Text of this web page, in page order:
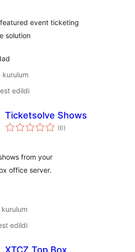
event ticketing
solution
edildi
Ticketsolve Shows
(0toplam
puan
)
from your
office server.
edildi
XTCZ Top Box